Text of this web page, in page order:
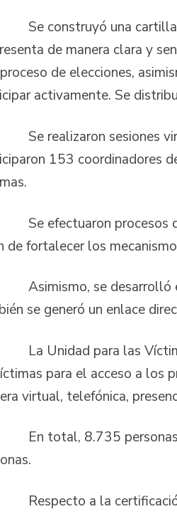
construyó una cartilla
de manera clara y
de elecciones,
activamente. Se
realizaron sesiones
153 coordinadores
efectuaron procesos de
de fortalecer los
se desarrolló en
se generó un enlace
Unidad para las Víctimas
para el acceso a los
virtual, telefónica,
total, 8.735 personas
a la certificación